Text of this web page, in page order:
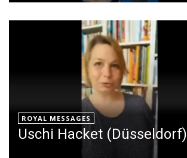
ROYAL MESSAGES
Uschi Hacket (Düsseldorf)